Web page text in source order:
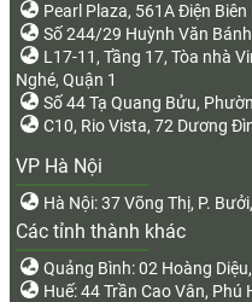
Pearl Plaza, 561A Điện
Số 244/29 Huỳnh Văn
L17-11, Tầng 17, Tòa nhà
Nghé, Quận 1
Số 44 Tạ Quang Bửu,
C10, Rio Vista, 72 Dương
VP Hà Nội
Hà Nội: 37 Võng Thị, P.
Các tỉnh thành khác
Quảng Bình: 02 Hoàng
Huế: 44 Trần Cao Vân, Phú